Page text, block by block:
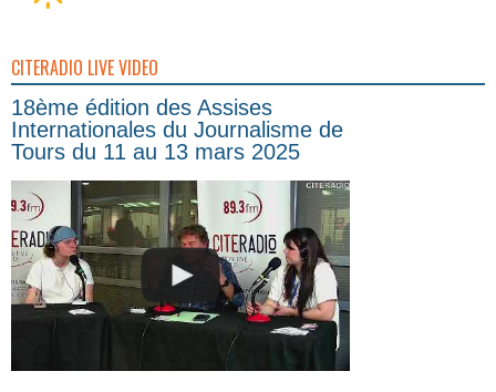
CITERADIO LIVE VIDEO
18ème édition des Assises
Internationales du Journalisme de
Tours du 11 au 13 mars 2025